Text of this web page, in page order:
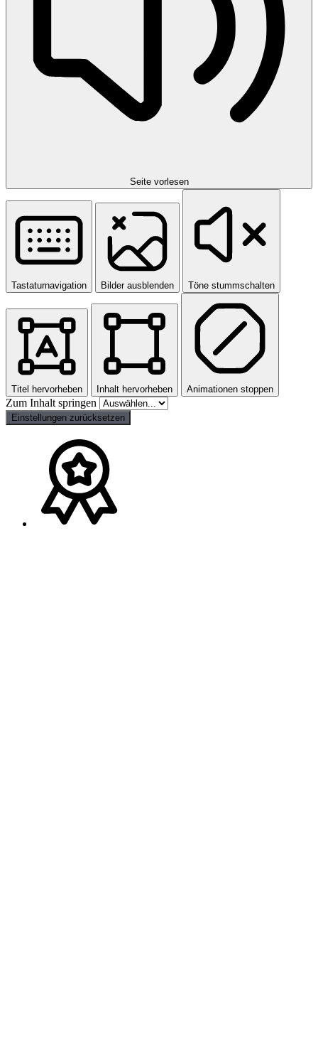
Seite vorlesen
Tastaturnavigation Bilder ausblenden Töne stummschalten
Titel hervorheben Inhalt hervorheben Animationen stoppen
Zum Inhalt springen
Einstellungen zurücksetzen